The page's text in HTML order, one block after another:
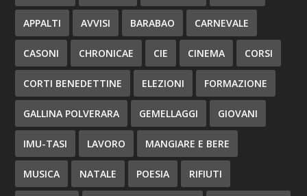
APPALTI AVVISI BARABAO CARNEVALE
CASONI CHRONICAE CIE CINEMA CORSI
CORTI BENEDETTINE ELEZIONI FORMAZIONE
GALLINA POLVERARA GEMELLAGGI GIOVANI
IMU-TASI LAVORO MANGIARE E BERE
MUSICA NATALE POESIA RIFIUTI